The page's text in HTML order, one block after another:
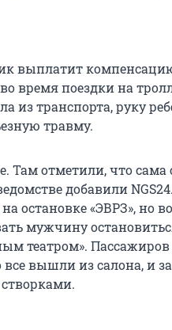
выплатит
время поездки на
из транспорта, руку
травму.
Там отметили, что сама
добавили
«ЭВРЗ», но
мужчину
театром». Пассажиров
все вышли из салона, и